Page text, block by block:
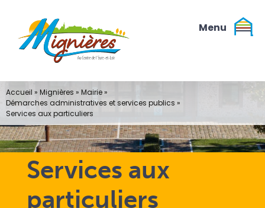
contenu
Services aux
particuliers
Accueil » Mignières » Mairie»
Démarches administratives et services publics »
Services aux particuliers